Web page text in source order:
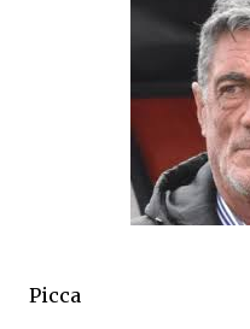
Picca